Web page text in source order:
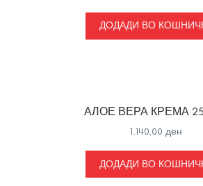
ДОДАДИ ВО
АЛОЕ ВЕРА КРЕМА
1.140,00 ден
ДОДАДИ ВО